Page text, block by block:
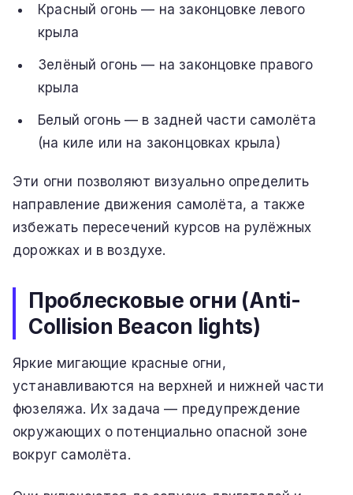
Красный огонь — на законцовке левого
крыла
Зелёный огонь — на законцовке правого
крыла
Белый огонь — в задней части самолёта
(на киле или на законцовках крыла)
Эти огни позволяют визуально определить
направление движения самолёта, а также
избежать пересечений курсов на рулёжных
дорожках и в воздухе.
Проблесковые огни (Anti-
Collision Beacon lights)
Яркие мигающие красные огни,
устанавливаются на верхней и нижней части
фюзеляжа. Их задача — предупреждение
окружающих о потенциально опасной зоне
вокруг самолёта.